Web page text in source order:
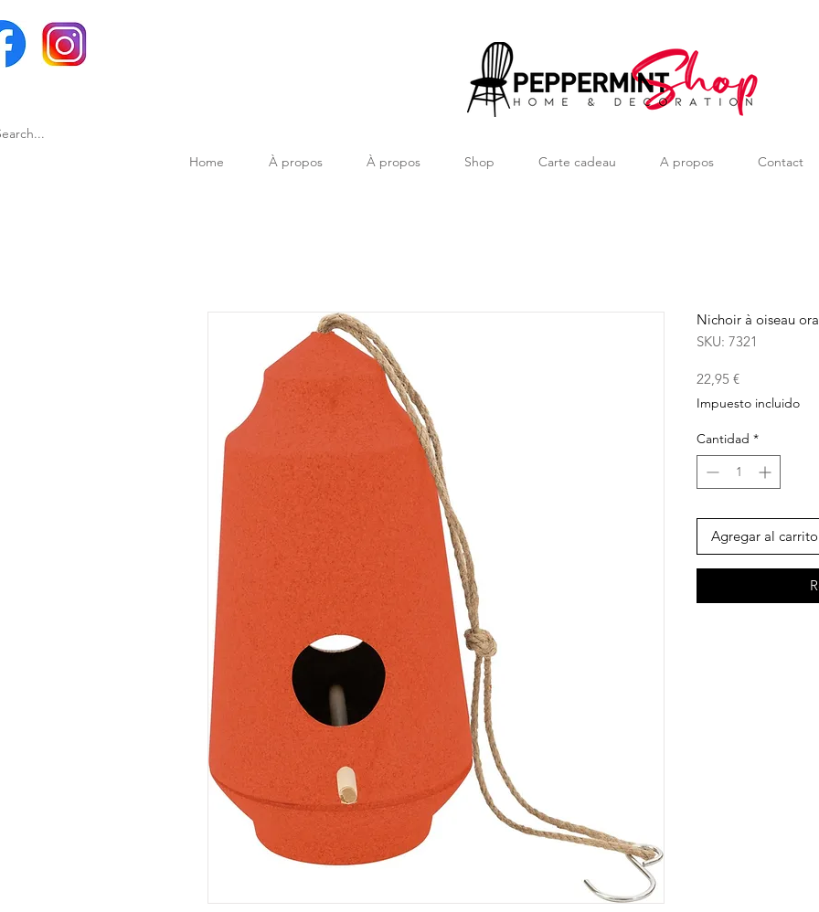
Home À propos À propos Shop Carte cadeau A propos Contact
Nichoir à oiseau
SKU: 7321
22,95 €Precio
Impuesto incluido
Cantidad *
Agregar al carrito